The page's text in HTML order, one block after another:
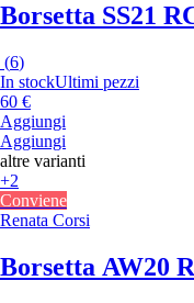
Borsetta SS21
(6)
In stockUltimi pezzi
60 €
Aggiungi
Aggiungi
altre varianti
+2
Conviene
Renata Corsi
Borsetta AW20